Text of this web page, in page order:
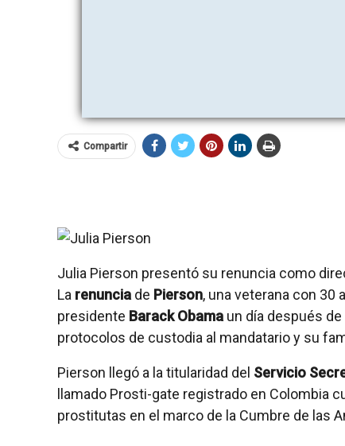
Compartir
Julia Pierson presentó su renuncia como
La renunciade Pierson, una veterana con 30
presidente Barack Obamaun día después
protocolos de custodia al mandatario y su
Pierson llegó a la titularidad del Servicio
llamado Prosti-gate registrado en
prostitutas en el marco de la Cumbre de las